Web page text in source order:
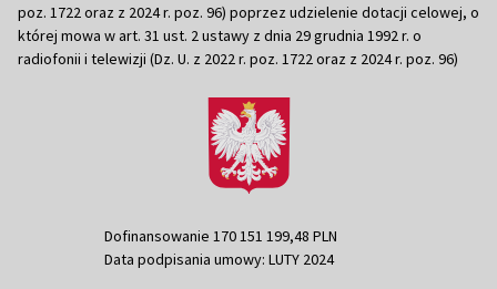
poz. 1722 oraz z 2024 r. poz. 96) poprzez udzielenie dotacji celowej, o
której mowa w art. 31 ust. 2 ustawy z dnia 29 grudnia 1992 r. o
radiofonii i telewizji (Dz. U. z 2022 r. poz. 1722 oraz z 2024 r. poz. 96)
Dofinansowanie 170 151 199,48 PLN
Data podpisania umowy: LUTY 2024